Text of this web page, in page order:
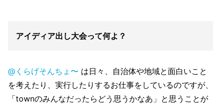
アイディア出し大会って何よ？
@くらげそんちょ〜 は日々、自治体や地域と面白いこと
を考えたり、実行したりするお仕事をしているのですが、
「townのみんなだったらどう思うかなあ」と思うことが